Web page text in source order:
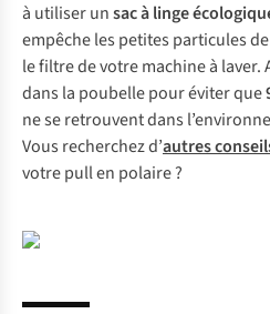
à utiliser unsac à linge
empêche les petites particules
le filtre de votre machine à laver.
dans la poubelle pour éviter que
ne se retrouvent dans
Vous recherchez d’autres
votre pull en polaire ?